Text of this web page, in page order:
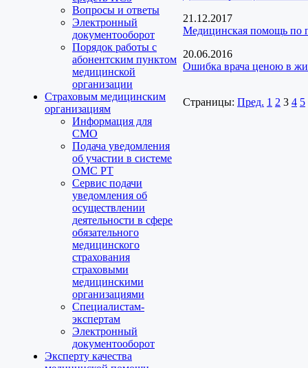
Вопросы и ответы
Электронный
документооборот
Порядок работы с
абонентским пунктом
медицинской
организации
Страховым медицинским
организациям
Информация для
СМО
Подача уведомления
об участии в системе
ОМС РТ
Сервис подачи
уведомления об
осуществлении
деятельности в сфере
обязательного
медицинского
страхования
страховыми
медицинскими
организациями
Специалистам-
экспертам
Электронный
документооборот
Эксперту качества
21.12.2017
Медицинская помощь по
20.06.2016
Ошибка врача ценою в
Страницы: Пред. 1 2 3 4 5